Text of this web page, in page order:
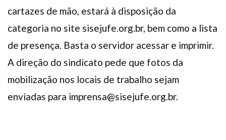
cartazes de mão, estará à disposição da
categoria no site sisejufe.org.br, bem como a lista
de presença. Basta o servidor acessar e imprimir.
A direção do sindicato pede que fotos da
mobilização nos locais de trabalho sejam
enviadas para imprensa@sisejufe.org.br.